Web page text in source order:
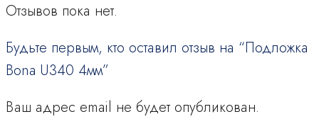
Отзывов пока нет.
Будьте первым, кто оставил отзыв на “Подложка
Bona U340 4мм”
Ваш адрес email не будет опубликован.